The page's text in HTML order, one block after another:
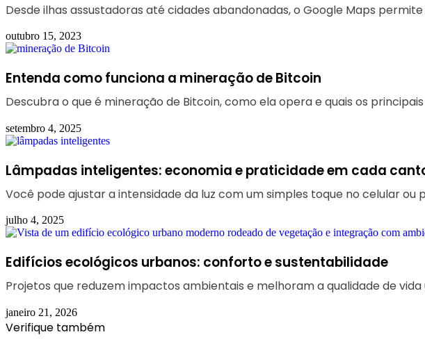
Desde ilhas assustadoras até cidades abandonadas, o Google Maps
outubro 15, 2023
Entenda como funciona a mineração de Bitcoin
Descubra o que é mineração de Bitcoin, como ela opera e quais os
setembro 4, 2025
Lâmpadas inteligentes: economia e praticidade em cada
Você pode ajustar a intensidade da luz com um simples toque no celular ou
julho 4, 2025
Edifícios ecológicos urbanos: conforto e sustentabilidade
Projetos que reduzem impactos ambientais e melhoram a qualidade de vida
janeiro 21, 2026
Verifique também